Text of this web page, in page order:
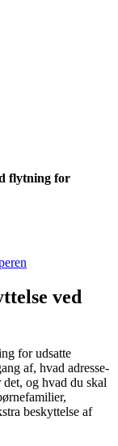
flytning for
ved
for udsatte
af, hvad adresse-
og hvad du skal
beskyttelse af